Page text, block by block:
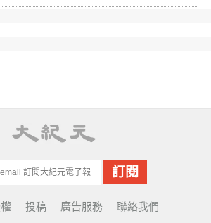
投稿 廣告服務 聯絡我們